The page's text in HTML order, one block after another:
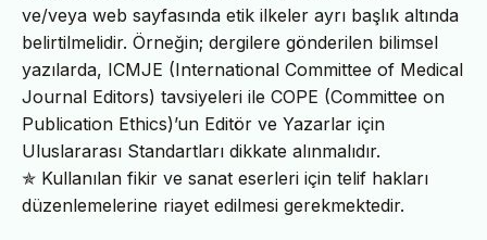
ve/veya web sayfasında etik ilkeler ayrı başlık altında
belirtilmelidir. Örneğin; dergilere gönderilen bilimsel
yazılarda, ICMJE (International Committee of Medical
Journal Editors) tavsiyeleri ile COPE (Committee on
Publication Ethics)’un Editör ve Yazarlar için
Uluslararası Standartları dikkate alınmalıdır.
✯ Kullanılan fikir ve sanat eserleri için telif hakları
düzenlemelerine riayet edilmesi gerekmektedir.